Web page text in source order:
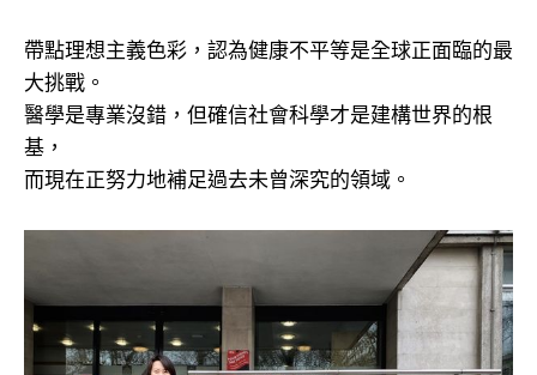
帶點理想主義色彩，認為健康不平等是全球正面臨的最
大挑戰。
醫學是專業沒錯，但確信社會科學才是建構世界的根
基，
而現在正努力地補足過去未曾深究的領域。